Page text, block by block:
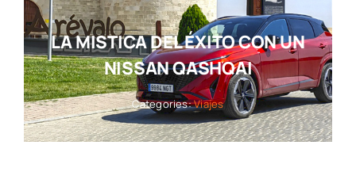
LA MISTICA DEL ÉXITO CON UN
NISSAN QASHQAI
Categories:Viajes